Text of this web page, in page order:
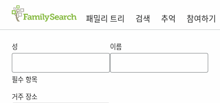
패밀리 트리 검색 추억
참여하기
성
필수 항목
이름
거주 장소